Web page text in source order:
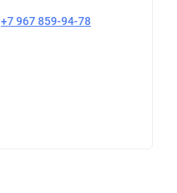
+7 967 859-94-78